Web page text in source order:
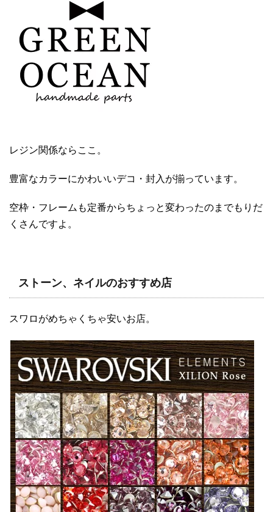
レジン関係ならここ。
豊富なカラーにかわいいデコ・封入が揃っています。
空枠・フレームも定番からちょっと変わったのまでもりだ
くさんですよ。
ストーン、ネイルのおすすめ店
スワロがめちゃくちゃ安いお店。